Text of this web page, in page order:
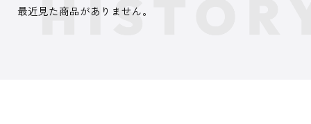
最近見た商品がありません。